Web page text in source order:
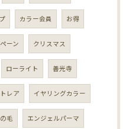
カラー会員 お得
ーン クリスマス
ローライト 善光寺
レア イヤリングカラー
毛 エンジェルパーマ